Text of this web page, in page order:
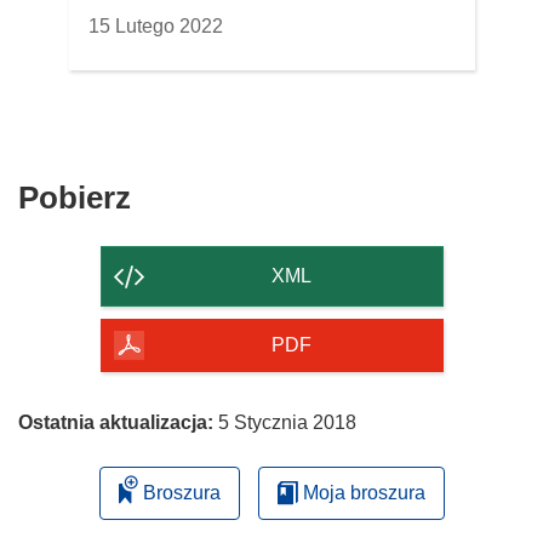
w
15 Lutego 2022
Pobierz
strony
XML
PDF
Ostatnia aktualizacja: 5 Stycznia 2018
Broszura Moja broszura